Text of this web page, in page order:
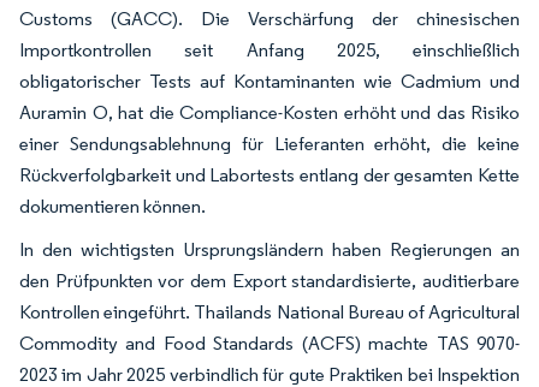
Customs (GACC). Die Verschärfung der chinesischen
Importkontrollen seit Anfang 2025, einschließlich
obligatorischer Tests auf Kontaminanten wie Cadmium und
Auramin O, hat die Compliance-Kosten erhöht und das Risiko
einer Sendungsablehnung für Lieferanten erhöht, die keine
Rückverfolgbarkeit und Labortests entlang der gesamten Kette
dokumentieren können.
In den wichtigsten Ursprungsländern haben Regierungen an
den Prüfpunkten vor dem Export standardisierte, auditierbare
Kontrollen eingeführt. Thailands National Bureau of Agricultural
Commodity and Food Standards (ACFS) machte TAS 9070-
2023 im Jahr 2025 verbindlich für gute Praktiken bei Inspektion